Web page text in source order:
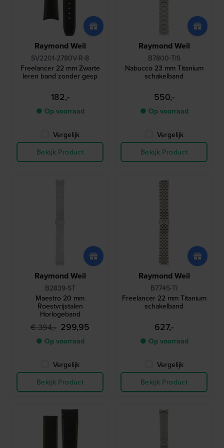
Raymond Weil
SV2201-2780V-R-8
Freelancer 22 mm Zwarte
leren band zonder gesp
182,-
● Op voorraad
Vergelijk
Bekijk Product
Raymond Weil
B7800-TIS
Nabucco 23 mm Titanium
schakelband
550,-
● Op voorraad
Vergelijk
Bekijk Product
Raymond Weil
B2839-ST
Maestro 20 mm
Roestvrijstalen
Horlogeband
€ 394,- 299,95
● Op voorraad
Vergelijk
Bekijk Product
Raymond Weil
B7745-TI
Freelancer 22 mm Titanium
schakelband
627,-
● Op voorraad
Vergelijk
Bekijk Product